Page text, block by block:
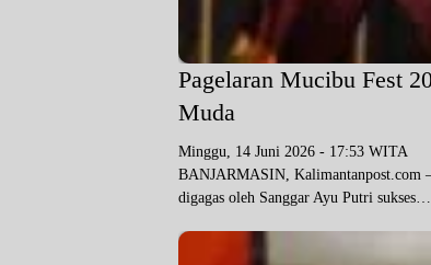
Pagelaran Mucibu Fest
Muda
Minggu, 14 Juni 2026 - 17:53 WITA
BANJARMASIN, Kalimantanpost.com
digagas oleh Sanggar Ayu Putri sukses…